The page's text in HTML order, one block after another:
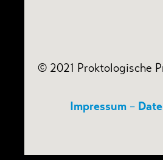
© 2021 Proktologische
Impressum–